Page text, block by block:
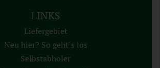
LINKS
Liefergebiet
Neu hier? So geht´s los
Selbstabholer